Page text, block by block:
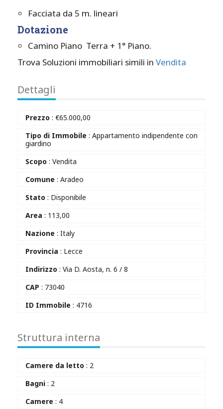
Facciata da 5 m. lineari
Dotazione
Camino Piano Terra + 1° Piano.
Trova Soluzioni immobiliari simili in Vendita
Dettagli
Prezzo : €65.000,00
Tipo di Immobile : Appartamento indipendente con
giardino
Scopo : Vendita
Comune : Aradeo
Stato : Disponibile
Area : 113,00
Nazione : Italy
Provincia : Lecce
Indirizzo : Via D. Aosta, n. 6 / 8
CAP : 73040
ID Immobile : 4716
Struttura interna
Camere da letto : 2
Bagni : 2
Camere : 4